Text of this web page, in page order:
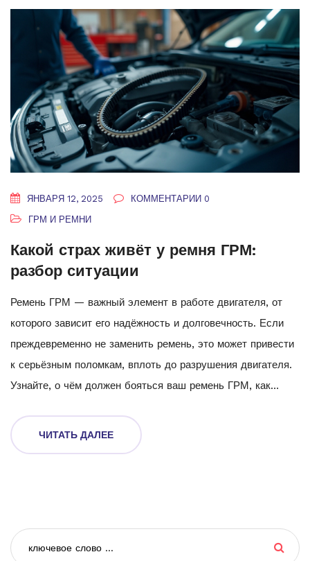
ЯНВАРЯ 12, 2025
КОММЕНТАРИИ 0
ГРМ И РЕМНИ
Какой страх живёт у ремня ГРМ:
разбор ситуации
Ремень ГРМ — важный элемент в работе двигателя, от
которого зависит его надёжность и долговечность. Если
преждевременно не заменить ремень, это может привести
к серьёзным поломкам, вплоть до разрушения двигателя.
Узнайте, о чём должен бояться ваш ремень ГРМ, как
обращать внимание, чтобы не упустить момент.
ЧИТАТЬ ДАЛЕЕ